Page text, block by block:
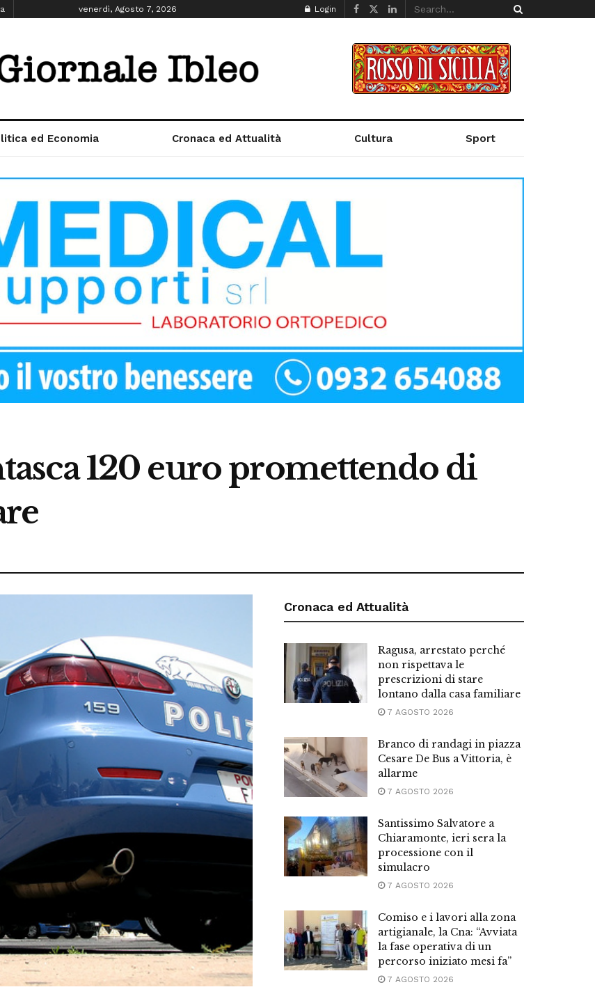
venerdì, Agosto 7, 2026 Login
ed Economia Cronaca ed Attualità Cultura Sport
120 euro promettendo di
Cronaca ed Attualità
Ragusa, arrestato perché
non rispettava le
prescrizioni di stare
lontano dalla casa familiare
7 AGOSTO 2026
Branco di randagi in piazza
Cesare De Bus a Vittoria, è
allarme
7 AGOSTO 2026
Santissimo Salvatore a
Chiaramonte, ieri sera la
processione con il
simulacro
7 AGOSTO 2026
Comiso e i lavori alla zona
artigianale, la Cna: “Avviata
la fase operativa di un
percorso iniziato mesi fa”
7 AGOSTO 2026